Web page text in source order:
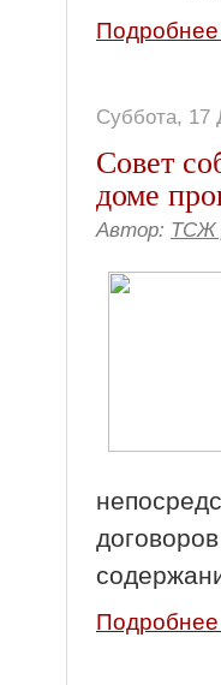
Подробнее
Суббота, 17
Совет
доме
Автор: ТСЖ
Подробнее